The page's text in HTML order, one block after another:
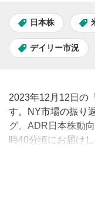
日本株
デイリー市況
2023年12月12日の
す。NY市場の振り
グ、ADR日本株動
時40分頃にお届け